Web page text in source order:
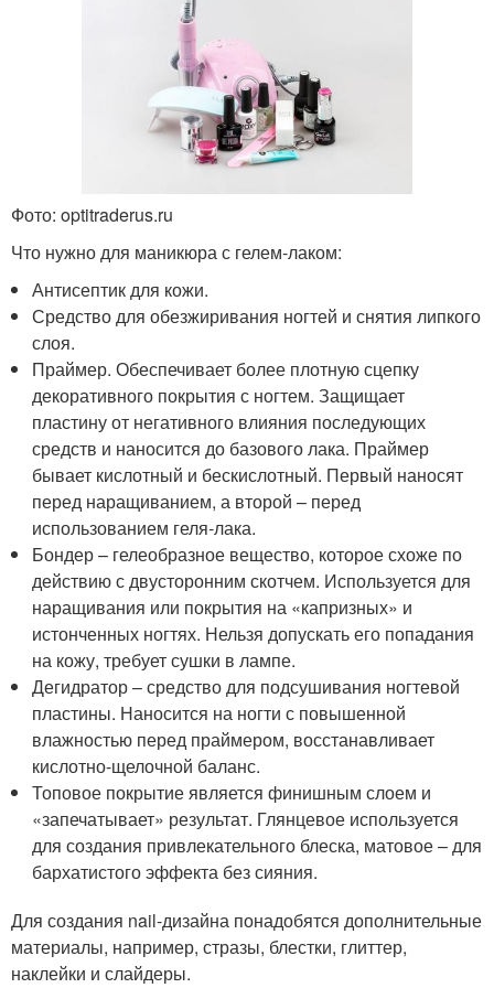
Фото: optitraderus.ru
Что нужно для маникюра с гелем-лаком:
Антисептик для кожи.
Средство для обезжиривания ногтей и снятия липкого
слоя.
Праймер. Обеспечивает более плотную сцепку
декоративного покрытия с ногтем. Защищает
пластину от негативного влияния последующих
средств и наносится до базового лака. Праймер
бывает кислотный и бескислотный. Первый наносят
перед наращиванием, а второй – перед
использованием геля-лака.
Бондер – гелеобразное вещество, которое схоже по
действию с двусторонним скотчем. Используется для
наращивания или покрытия на «капризных» и
истонченных ногтях. Нельзя допускать его попадания
на кожу, требует сушки в лампе.
Дегидратор – средство для подсушивания ногтевой
пластины. Наносится на ногти с повышенной
влажностью перед праймером, восстанавливает
кислотно-щелочной баланс.
Топовое покрытие является финишным слоем и
«запечатывает» результат. Глянцевое используется
для создания привлекательного блеска, матовое – для
бархатистого эффекта без сияния.
Для создания nail-дизайна понадобятся дополнительные
материалы, например, стразы, блестки, глиттер,
наклейки и слайдеры.